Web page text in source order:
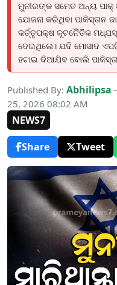
ମୁନୀରଙ୍କ ସମେତ ଅନ୍ୟ ପାକ୍
ଯୋଜନା କରିଥିବା ପାକିସ୍ତାନ
କର୍ତ୍ତୃପକ୍ଷ କୂଟନୈତିକ
ଦେଇଥିଲେ। ଯଦି ମୋସାଦ
ହଟାଇ ଦିଆଯିବ ବୋଲି
Published By: Abhilipsa
25, 2026 08:02 AM
NEWS7
Share
Tweet